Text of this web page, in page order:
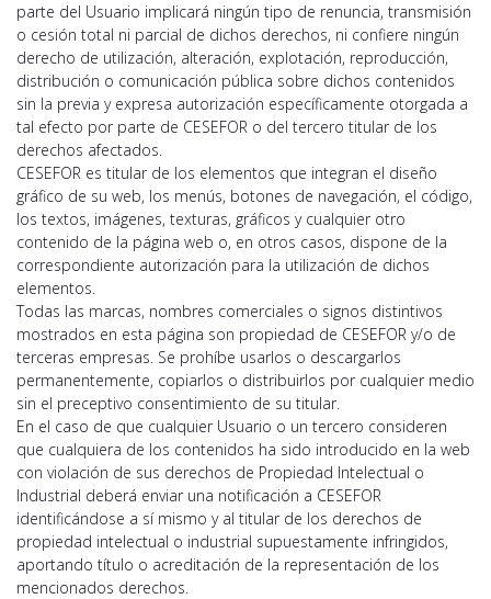
parte del Usuario implicará ningún tipo de renuncia, transmisión
o cesión total ni parcial de dichos derechos, ni confiere ningún
derecho de utilización, alteración, explotación, reproducción,
distribución o comunicación pública sobre dichos contenidos
sin la previa y expresa autorización específicamente otorgada a
tal efecto por parte de CESEFOR o del tercero titular de los
derechos afectados.
CESEFOR es titular de los elementos que integran el diseño
gráfico de su web, los menús, botones de navegación, el código,
los textos, imágenes, texturas, gráficos y cualquier otro
contenido de la página web o, en otros casos, dispone de la
correspondiente autorización para la utilización de dichos
elementos.
Todas las marcas, nombres comerciales o signos distintivos
mostrados en esta página son propiedad de CESEFOR y/o de
terceras empresas. Se prohíbe usarlos o descargarlos
permanentemente, copiarlos o distribuirlos por cualquier medio
sin el preceptivo consentimiento de su titular.
En el caso de que cualquier Usuario o un tercero consideren
que cualquiera de los contenidos ha sido introducido en la web
con violación de sus derechos de Propiedad Intelectual o
Industrial deberá enviar una notificación a CESEFOR
identificándose a sí mismo y al titular de los derechos de
propiedad intelectual o industrial supuestamente infringidos,
aportando título o acreditación de la representación de los
mencionados derechos.